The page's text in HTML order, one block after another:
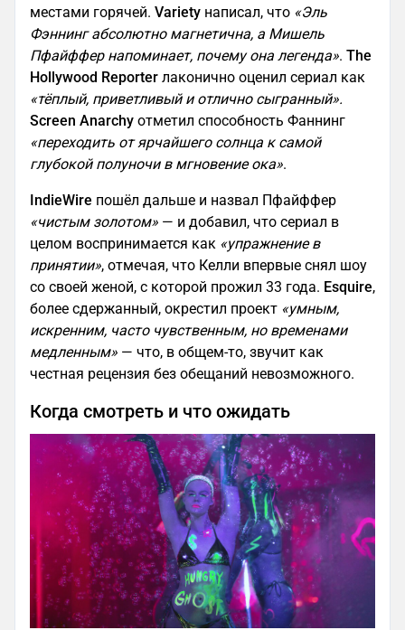
местами горячей. Variety написал, что «Эль
Фэннинг абсолютно магнетична, а Мишель
Пфайффер напоминает, почему она легенда». The
Hollywood Reporter лаконично оценил сериал как
«тёплый, приветливый и отлично сыгранный».
Screen Anarchy отметил способность Фаннинг
«переходить от ярчайшего солнца к самой
глубокой полуночи в мгновение ока».
IndieWire пошёл дальше и назвал Пфайффер
«чистым золотом» — и добавил, что сериал в
целом воспринимается как «упражнение в
принятии», отмечая, что Келли впервые снял шоу
со своей женой, с которой прожил 33 года. Esquire,
более сдержанный, окрестил проект «умным,
искренним, часто чувственным, но временами
медленным» — что, в общем-то, звучит как
честная рецензия без обещаний невозможного.
Когда смотреть и что ожидать